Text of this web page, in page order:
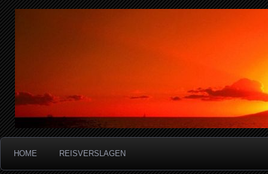
Miriam's reisverslagen
HOME REISVERSLAGEN